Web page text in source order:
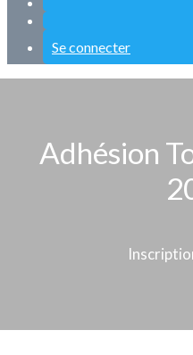
Se connecter
Adhésion